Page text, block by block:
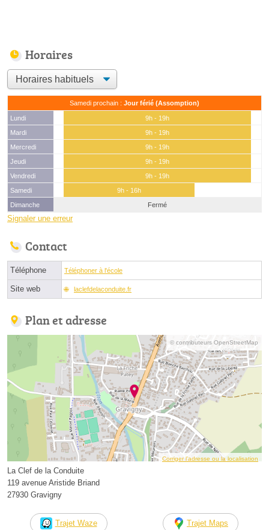
Horaires
Samedi prochain : Jour férié (Assomption)
Lundi
9h - 19h
Mardi
9h - 19h
Mercredi
9h - 19h
Jeudi
9h - 19h
Vendredi
9h - 19h
Samedi
9h - 16h
Dimanche
Fermé
Signaler une erreur
Contact
Téléphone Téléphoner à l'école
Site web laclefdelaconduite.fr
Plan et adresse
© contributeurs OpenStreetMap
Corriger l’adresse ou la localisation
La Clef de la Conduite
119 avenue Aristide Briand
27930 Gravigny
Trajet Waze Trajet Maps